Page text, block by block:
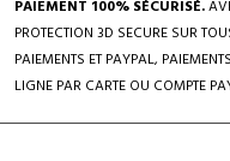
PAIEMENT 100% SÉCURISÉ.
PROTECTION 3D SECURE SUR
PAIEMENTS ET PAYPAL,
LIGNE PAR CARTE OU COMPTE